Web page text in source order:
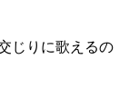
じりに歌えるの